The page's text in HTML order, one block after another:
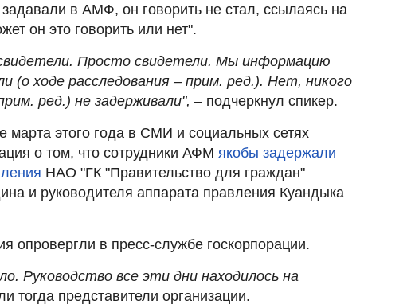
в АМФ, он говорить не стал, ссылаясь на
он это говорить или нет".
Просто свидетели. Мы информацию
(о ходе расследования – прим. ред.). Нет, никого
ред.) не задерживали", – подчеркнул спикер.
марта этого года в СМИ и социальных сетях
о том, что сотрудники АФМ якобы задержали
НАО "ГК "Правительство для граждан"
и руководителя аппарата правления Куандыка
опровергли в пресс-службе госкорпорации.
Руководство все эти дни находилось на
тогда представители организации.